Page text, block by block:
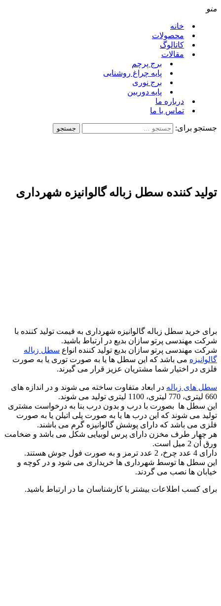
منو
خانه
محصولات
کاتالوگ
مقالات
برج پرچم
پایه چراغ روشنایی
برج نوری
پایه دوربین
درباره ما
تماس با ما
جستجو برای:
تولید کننده سطل زباله گالوانیزه شهرداری
برای خرید سطل زباله گالوانیزه شهرداری به قیمت تولید کننده با
شرکت مهندسی پرتو سازان بدیع در ارتباط باشید.
شرکت مهندسی پرتو سازان بدیع تولید کننده انواع سطل زباله
گالوانیزه می باشد که این سطل ها یا به صورت توری یا به صورت
فلزی در اختیار شما مشتریان عزیز قرار می گیرند.
سطل های زباله در ابعاد متفاوت ساخته می شوند و در اندازه های
660 لیتری، 770 لیتری، 1100 لیتری تولید می شوند.
این سطل ها بصورت با درب و بدون درب بنا به درخواست مشتری
تولید می شوند که این درب ها یا به صورت پلی اتیلن یا به صورت
فلزی می باشد که دارای پوشش گالوانیزه گرم می باشند.
هر چهار طرف مخزن دارای پرس لوبیایی شکل می باشد و ضخامت
ورق آن 2 میل است.
دارای 4 عدد چرخ، 2 عدد ترمز و به صورت فول جوش هستند.
این سطل ها توسط شهرداری ها خریداری می شود و در کوچه و
خیابان ها نصب می گردند.
برای کسب اطلاعات بیشتر با کارشناسان ما در ارتباط باشید.